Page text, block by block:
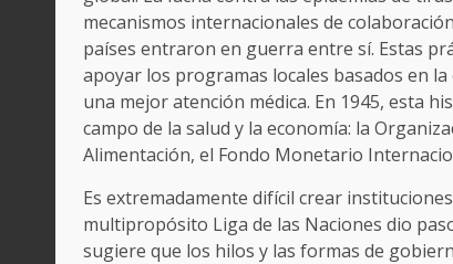
mecanismos internacionales de
países entraron en guerra entre sí. Estas
apoyar los programas locales basados ​​en
una mejor atención médica. En 1945, esta
campo de la salud y la economía: la
Alimentación, el Fondo Monetario
Es extremadamente difícil crear
multipropósito Liga de las Naciones dio
sugiere que los hilos y las formas de